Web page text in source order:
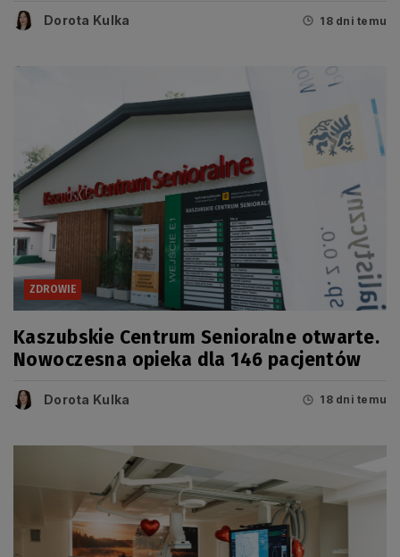
Dorota Kulka 18 dni temu
ZDROWIE
Kaszubskie Centrum Senioralne otwarte.
Nowoczesna opieka dla 146 pacjentów
Dorota Kulka 18 dni temu